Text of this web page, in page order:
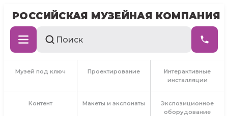
РОССИЙСКАЯ МУЗЕЙНАЯ КОМПАНИЯ
Музей под ключ Проектирование
Интерактивные
инсталляции
Контент Макеты и экспонаты
Экспозиционное
оборудование